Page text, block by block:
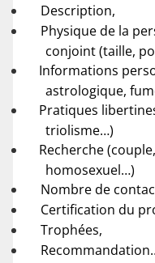
Description,
Physique de la
conjoint (taille,
Informations
astrologique,
Pratiques
triolisme…)
Recherche
homosexuel…)
Nombre de
Certification du
Trophées,